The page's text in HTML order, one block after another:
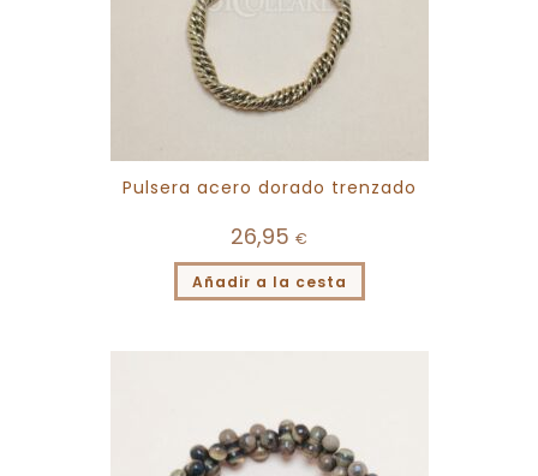
Pulsera acero dorado trenzado
26,95 €
Añadir a la cesta